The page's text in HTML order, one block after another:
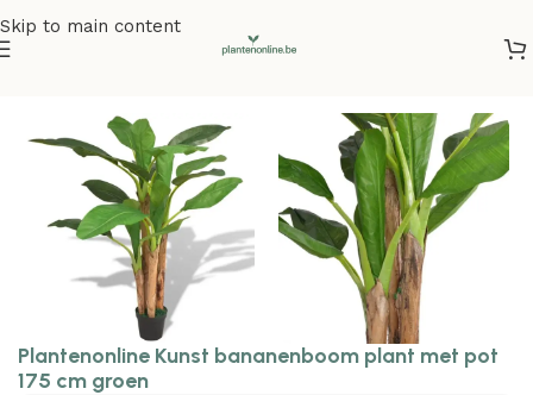
Skip to main content
Plantenonline Kunst bananenboom plant met pot
175 cm groen